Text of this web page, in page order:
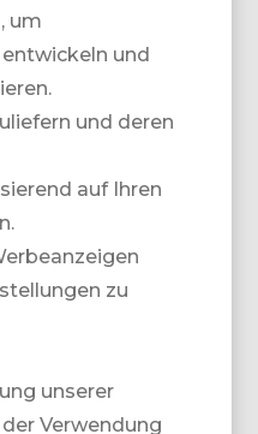
GOLFZONE
um
entwickeln und
und deren
auf Ihren
zu
unserer
Verwendung